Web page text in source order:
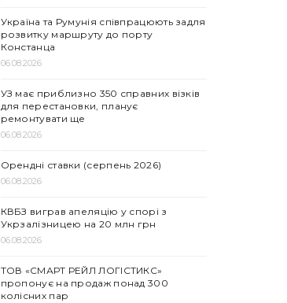
Україна та Румунія співпрацюють задля
розвитку маршруту до порту
Констанца
06.08.2026
УЗ має приблизно 350 справних візків
для перестановки, планує
ремонтувати ще
06.08.2026
Орендні ставки (серпень 2026)
06.08.2026
КВБЗ виграв апеляцію у спорі з
Укрзалізницею на 20 млн грн
06.08.2026
ТОВ «СМАРТ РЕЙЛ ЛОГІСТИКС»
пропонує на продаж понад 300
колісних пар